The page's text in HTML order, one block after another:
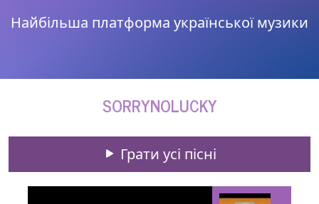
Найбільша платформа української музики
SORRYNOLUCKY
Грати усі пісні